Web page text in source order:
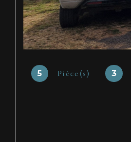
5 Pièce(s) 3